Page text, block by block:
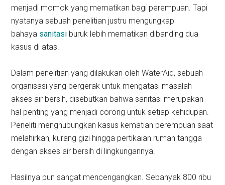
menjadi momok yang mematikan bagi perempuan. Tapi
nyatanya sebuah penelitian justru mengungkap
bahaya sanitasi buruk lebih mematikan dibanding dua
kasus di atas.
Dalam penelitian yang dilakukan oleh WaterAid, sebuah
organisasi yang bergerak untuk mengatasi masalah
akses air bersih, disebutkan bahwa sanitasi merupakan
hal penting yang menjadi corong untuk setiap kehidupan.
Peneliti menghubungkan kasus kematian perempuan saat
melahirkan, kurang gizi hingga pertikaian rumah tangga
dengan akses air bersih di lingkungannya.
Hasilnya pun sangat mencengangkan. Sebanyak 800 ribu